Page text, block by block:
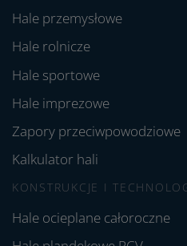
Hale przemysłowe
Hale rolnicze
Hale sportowe
Hale imprezowe
Zapory przeciwpowodziowe
Kalkulator hali
KONSTRUKCJE I
Hale ocieplane całoroczne